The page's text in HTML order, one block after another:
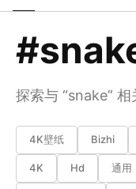
探索与 “snake” 相
4K壁纸 Bizhi
4K Hd 通用
Author Name
@author
查看
--
下载
--
分类主色调
--